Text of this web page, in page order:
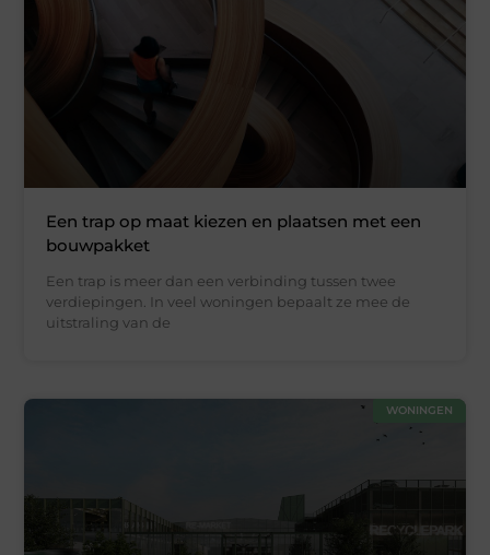
Een trap op maat kiezen en plaatsen met een
bouwpakket
Een trap is meer dan een verbinding tussen twee
verdiepingen. In veel woningen bepaalt ze mee de
uitstraling van de
WONINGEN